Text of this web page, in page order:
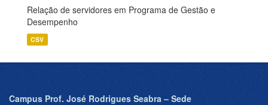
Relação de servidores em Programa de Gestão e
Desempenho
CSV
Campus Prof. José Rodrigues Seabra – Sede